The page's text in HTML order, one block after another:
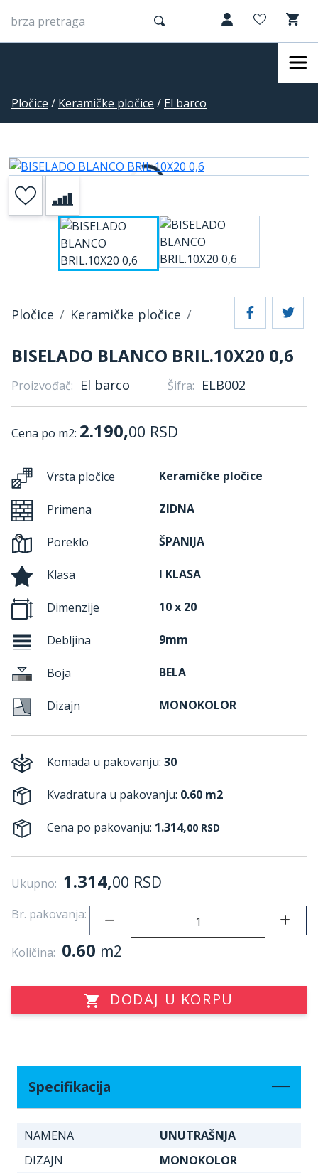
Pločice / Keramičke pločice / El barco
Pločice Keramičke pločice
BISELADO BLANCO BRIL.10X20 0,6
Proizvođač: El barco Šifra: ELB002
Cena po m2: 2.190,00 RSD
Vrsta pločice Keramičke pločice
Primena ZIDNA
Poreklo ŠPANIJA
Klasa I KLASA
Dimenzije 10 x 20
Debljina 9mm
Boja BELA
Dizajn MONOKOLOR
Komada u pakovanju: 30
Kvadratura u pakovanju: 0.60 m2
Cena po pakovanju: 1.314,00 RSD
Ukupno: 1.314,00 RSD
Br. pakovanja:
Količina: 0.60 m2
DODAJ U KORPU
Specifikacija
NAMENA
UNUTRAŠNJA
DIZAJN
MONOKOLOR